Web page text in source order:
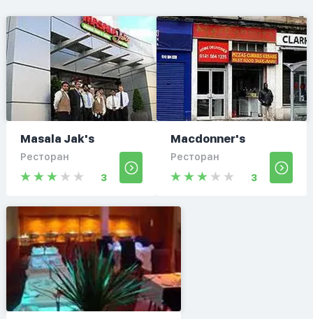
Masala Jak's
Ресторан
3
Macdonner's
Ресторан
3